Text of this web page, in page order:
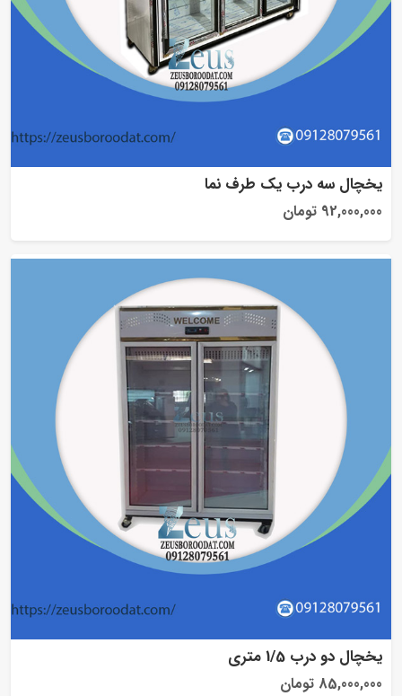
یخچال سه درب یک طرف نما
92,000,000 تومان
یخچال دو درب 1/5 متری
85,000,000 تومان